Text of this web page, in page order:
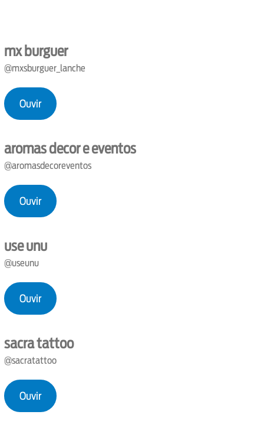
mx burguer
@mxsburguer_lanche
Ouvir
aromas decor e eventos
@aromasdecoreventos
Ouvir
use unu
@useunu
Ouvir
sacra tattoo
@sacratattoo
Ouvir